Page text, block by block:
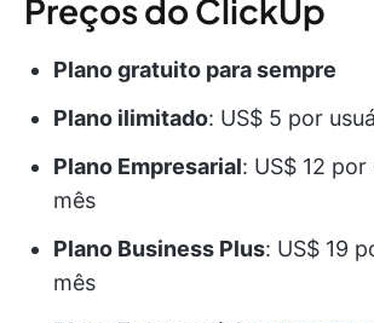
Preços do ClickUp
Plano gratuito para sempre
Plano ilimitado: US$ 5 por
Plano Empresarial: US$ 12
mês
Plano Business Plus: US$ 19
mês